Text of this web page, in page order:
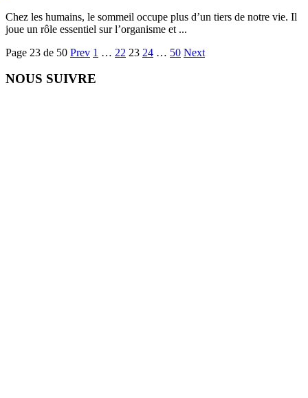
Chez les humains, le sommeil occupe plus d’un tiers de notre vie. Il
joue un rôle essentiel sur l’organisme et ...
Page 23 de 50 Prev 1 … 22 23 24 … 50 Next
NOUS SUIVRE